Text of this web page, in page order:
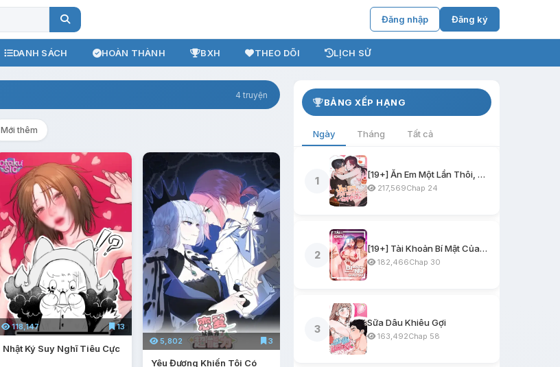
Đăng nhập Đăng ký
DANH SÁCH HOÀN THÀNH BXH THEO DÕI LỊCH SỬ
4 truyện
Mới thêm
118,147 13
Nhật Ký Suy Nghĩ Tiêu Cực
5,802 3
Yêu Đương Khiến Tôi Có
BẢNG XẾP HẠNG
Ngày Tháng Tất cả
1
[19+] Ăn Em Một Lần Thôi, Oppa
217,569Chap 24
2
[19+] Tài Khoản Bí Mật Của Nữ Giáo Sư
182,466Chap 30
3
Sữa Dâu Khiêu Gợi
163,492Chap 58